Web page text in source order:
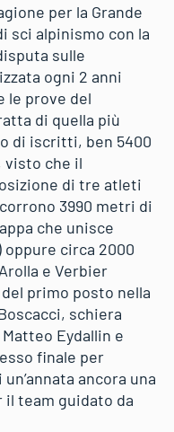
per la Grande
sci alpinismo con la
sulle
ogni 2 anni
le prove del
di quella più
di iscritti, ben 5400
visto che il
di tre atleti
3990 metri di
che unisce
circa 2000
e Verbier
primo posto nella
schiera
Eydallin e
finale per
ancora una
team guidato da